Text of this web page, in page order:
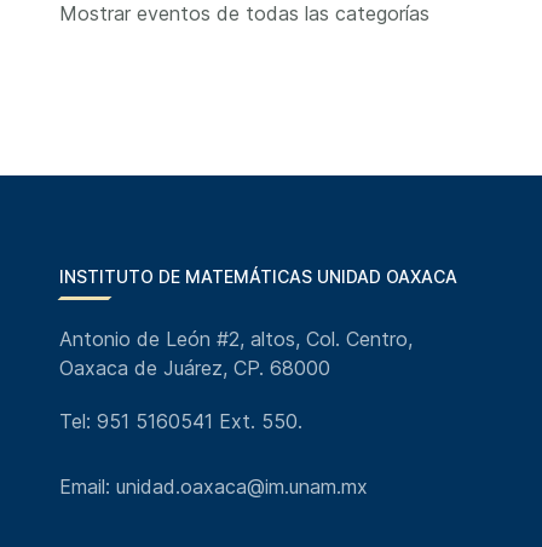
Mostrar eventos de todas las categorías
INSTITUTO DE MATEMÁTICAS UNIDAD OAXACA
Antonio de León #2, altos, Col. Centro,
Oaxaca de Juárez, CP. 68000
Tel: 951 5160541 Ext. 550.
Email: unidad.oaxaca@im.unam.mx